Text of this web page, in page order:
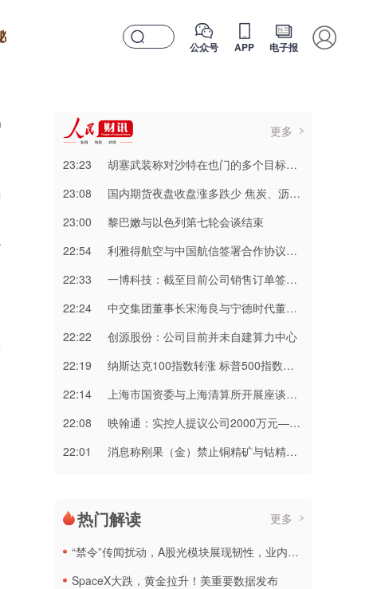
公众号 APP 电子报
更多
23:23
胡塞武装称对沙特在也门的多个目标实施打击
23:08
国内期货夜盘收盘涨多跌少 焦炭、沥青涨超2%
23:00
黎巴嫩与以色列第七轮会谈结束
22:54
利雅得航空与中国航信签署合作协议加强互联互通
22:33
一博科技：截至目前公司销售订单签单金额同比增长超过70%
22:24
中交集团董事长宋海良与宁德时代董事长曾毓群举行会谈
22:22
创源股份：公司目前并未自建算力中心
22:19
纳斯达克100指数转涨 标普500指数涨0.2%
22:14
上海市国资委与上海清算所开展座谈交流
22:08
映翰通：实控人提议公司2000万元—3000万元回购股份
22:01
消息称刚果（金）禁止铜精矿与钴精矿出口 上市公司回应
热门解读 更多
“禁令”传闻扰动，A股光模块展现韧性，业内人士：预计落地难度大
SpaceX大跌，黄金拉升！美重要数据发布